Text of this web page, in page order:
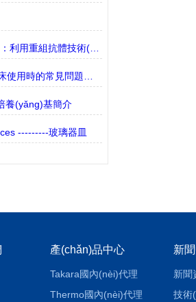
重組抗體的興起：利用重組抗體技術(shù)的優(yōu)勢
養(yǎng)基簡介
---------玻璃器皿
產(chǎn)品中心
Takara國內(nèi)代理
Thermo國內(nèi)代理
新
新聞
技術